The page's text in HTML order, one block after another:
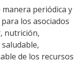
periódica y
los asociados
nutrición,
de los recursos